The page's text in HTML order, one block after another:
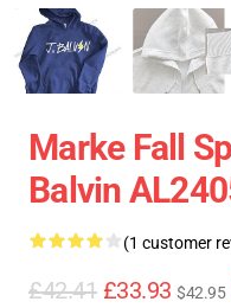
Marke Fall
Balvin
(1 customer
£42.41 £33.93 $42.95